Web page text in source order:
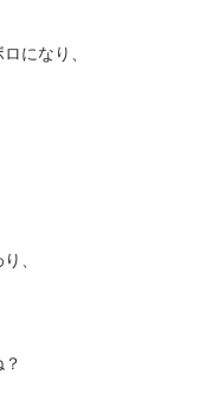
になり、
、